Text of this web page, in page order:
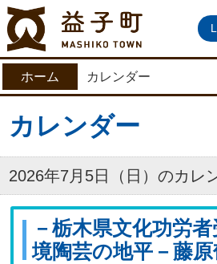
益子町
ホーム カレンダー
カレンダー
2026年7月5日（日）のカレ
－栃木県文化功労
境陶芸の地平－藤